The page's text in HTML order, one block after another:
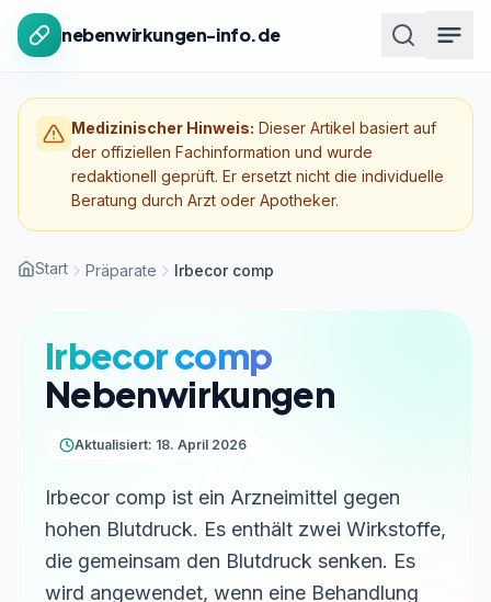
Zum Inhalt springen
nebenwirkungen-info.de
Medizinischer Hinweis: Dieser Artikel basiert auf
der offiziellen Fachinformation und wurde
redaktionell geprüft. Er ersetzt nicht die individuelle
Beratung durch Arzt oder Apotheker.
Start Präparate Irbecor comp
Irbecor comp
Nebenwirkungen
Aktualisiert: 18. April 2026
Irbecor comp ist ein Arzneimittel gegen
hohen Blutdruck. Es enthält zwei Wirkstoffe,
die gemeinsam den Blutdruck senken. Es
wird angewendet, wenn eine Behandlung